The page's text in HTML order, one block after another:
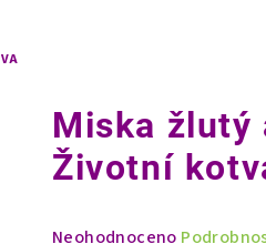
Miska žlutý
Životní
Průměrné
Neohodnoceno